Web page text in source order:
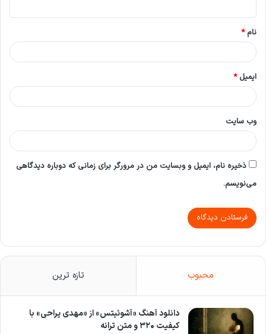
*
نام*
ایمیل*
وب‌ سایت
ذخیره نام، ایمیل و وبسایت من در مرورگر برای زمانی که دوباره دیدگاهی
می‌نویسم.
محبوب تازه ترین
دانلود آهنگ «آشوئیتس» از «مهدی یراحی» با
کیفیت ۳۲۰ و متن ترانه